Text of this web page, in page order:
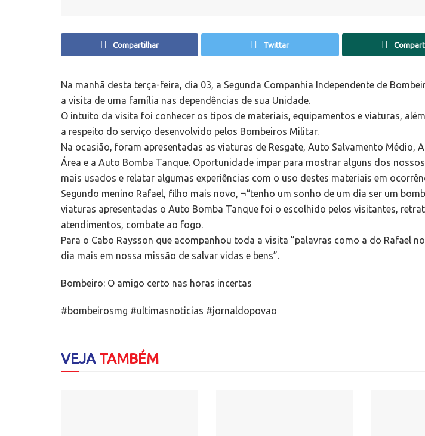
Compartilhar Twittar
Na manhã desta terça-feira, dia 03, a Segunda Companhia Independente de
a visita de uma família nas dependências de sua Unidade.
O intuito da visita foi conhecer os tipos de materiais, equipamentos e viaturas,
a respeito do serviço desenvolvido pelos Bombeiros Militar.
Na ocasião, foram apresentadas as viaturas de Resgate, Auto Salvamento Médio,
Área e a Auto Bomba Tanque. Oportunidade impar para mostrar alguns dos
mais usados e relatar algumas experiências com o uso destes materiais em
Segundo menino Rafael, filho mais novo, ¬“tenho um sonho de um dia ser um
viaturas apresentadas o Auto Bomba Tanque foi o escolhido pelos visitantes,
atendimentos, combate ao fogo.
Para o Cabo Raysson que acompanhou toda a visita ”palavras como a do Rafael
dia mais em nossa missão de salvar vidas e bens”.
Bombeiro: O amigo certo nas horas incertas
#bombeirosmg #ultimasnoticias #jornaldopovao
VEJATAMBÉM